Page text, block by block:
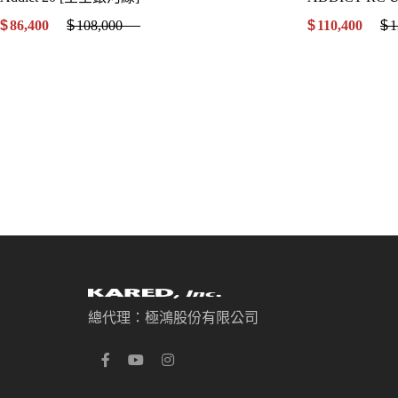
$86,400 $108,000.00
$110,400 $
總代理：極鴻股份有限公司